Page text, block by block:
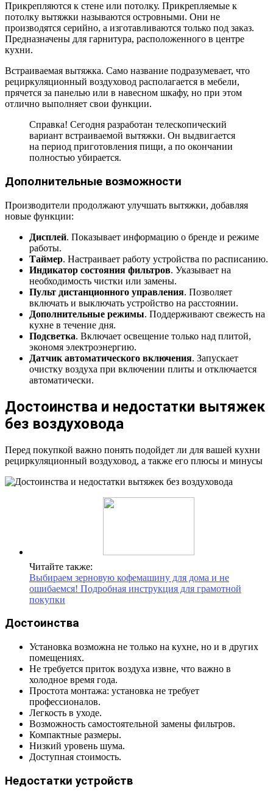
Прикрепляются к стене или потолку. Прикрепляемые к
потолку вытяжки называются островными. Они не
производятся серийно, а изготавливаются только под заказ.
Предназначены для гарнитура, расположенного в центре
кухни.
Встраиваемая вытяжка. Само название подразумевает, что
рециркуляционный воздуховод располагается в мебели,
прячется за панелью или в навесном шкафу, но при этом
отлично выполняет свои функции.
Справка! Сегодня разработан телескопический
вариант встраиваемой вытяжки. Он выдвигается
на период приготовления пищи, а по окончании
полностью убирается.
Дополнительные возможности
Производители продолжают улучшать вытяжки, добавляя
новые функции:
Дисплей. Показывает информацию о бренде и режиме
работы.
Таймер. Настраивает работу устройства по расписанию.
Индикатор состояния фильтров. Указывает на
необходимость чистки или замены.
Пульт дистанционного управления. Позволяет
включать и выключать устройство на расстоянии.
Дополнительные режимы. Поддерживают свежесть на
кухне в течение дня.
Подсветка. Включает освещение только над плитой,
экономя электроэнергию.
Датчик автоматического включения. Запускает
очистку воздуха при включении плиты и отключается
автоматически.
Достоинства и недостатки вытяжек
без воздуховода
Перед покупкой важно понять подойдет ли для вашей кухни
рециркуляционный воздуховод, а также его плюсы и минусы
Читайте также:
Выбираем зерновую кофемашину для дома и не
ошибаемся! Подробная инструкция для грамотной
покупки
Достоинства
Установка возможна не только на кухне, но и в других
помещениях.
Не требуется приток воздуха извне, что важно в
холодное время года.
Простота монтажа: установка не требует
профессионалов.
Легкость в уходе.
Возможность самостоятельной замены фильтров.
Компактные размеры.
Низкий уровень шума.
Доступная стоимость.
Недостатки устройств